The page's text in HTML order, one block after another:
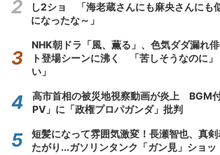
し2ショ 「海老蔵さんにも麻央さんにも
になったな～」
NHK朝ドラ「風、薫る」、色気ダダ漏れ
ト登場シーンに沸く 「苦しそうなのに
い」
高市首相の被災地視察動画が炎上 BGM
PV」に「政権プロパガンダ」批判
短髪になって雰囲気激変！長瀬智也、真
たがり...ガソリンタンク「ガン見」ショッ